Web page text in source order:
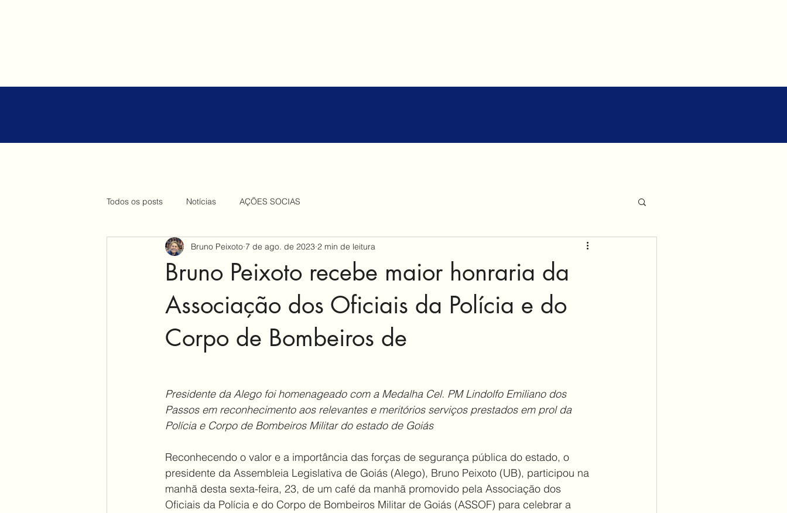
Todos os posts Notícias AÇÕES SOCIAS
Bruno Peixoto recebe maior honraria da
Associação dos Oficiais da Polícia e do
Corpo de Bombeiros de
Bruno Peixoto 7 de ago. de 2023 2 min de leitura
Presidente da Alego foi homenageado com a Medalha Cel. PM Lindolfo Emiliano dos
Passos em reconhecimento aos relevantes e meritórios serviços prestados em prol da
Polícia e Corpo de Bombeiros Militar do estado de Goiás
Reconhecendo o valor e a importância das forças de segurança pública do estado, o
presidente da Assembleia Legislativa de Goiás (Alego), Bruno Peixoto (UB), participou na
manhã desta sexta-feira, 23, de um café da manhã promovido pela Associação dos
Oficiais da Polícia e do Corpo de Bombeiros Militar de Goiás (ASSOF) para celebrar a